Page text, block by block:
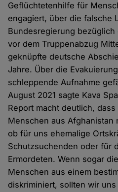
Geflüchtetenhilfe für
engagiert, über die falsche
Bundesregierung bezüglich
vor dem Truppenabzug
geknüpfte deutsche
Jahre. Über die
schleppende Aufnahme
August 2021 sagte Kava
Report macht deutlich,
Menschen aus Afghanistan
ob für uns ehemalige
Schutzsuchenden oder für
Ermordeten. Wenn sogar
Menschen aus einem
diskriminiert, sollten wir